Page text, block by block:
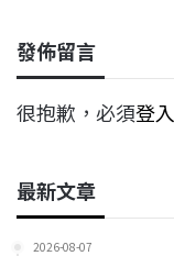
發佈留言
很抱歉，必須登入
最新文章
2026-08-07